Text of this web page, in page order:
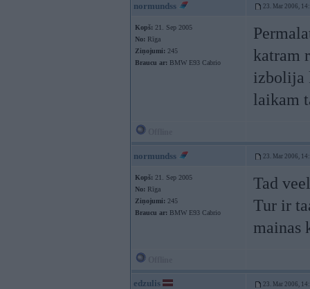
normundss 23. Mar 2006,
Kopš: 21. Sep 2005
No: Rīga
Ziņojumi: 245
Braucu ar: BMW E93 Cabrio
katram
izbolija
laikam
normundss 23. Mar 2006,
Kopš: 21. Sep 2005
No: Rīga
Ziņojumi: 245
Braucu ar: BMW E93 Cabrio
Tad
Tur ir
mainas
edzulis 23. Mar 2006,